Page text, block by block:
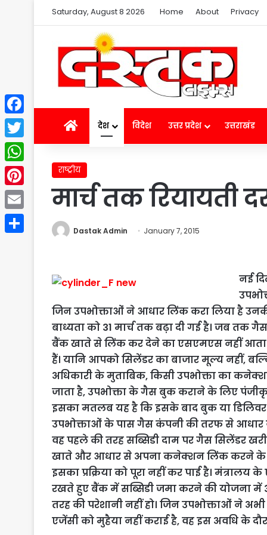
Saturday, August 8 2026 Home About Privacy
Homeदेश विदेश उत्तर प्रदेश उत्तराखंड
राष्ट्रीय
मार्च तक रियायती
Dastak Admin January 7, 2015
नई
जिन उपभोक्ताओं ने आधार लिंक करा लिया है
बाध्यता को 31 मार्च तक बढ़ा दी गई है। जब
बैंक खाते से लिंक कर देने का एसएमएस नहीं
हैं। यानि आपको सिलेंडर का बाजार मूल्य नहीं,
अधिकारी के मुताबिक, किसी उपभोक्ता का
जाता है, उपभोक्ता के गैस बुक कराने के लिए
इसका मतलब यह है कि इसके बाद बुक या
उपभोक्ताओं के पास गैस कंपनी की तरफ से आधार
वह पहले की तरह सब्सिडी दाम पर गैस सिलेंडर
खाते और आधार से अपना कनेक्शन लिंक करने के
इसका प्रक्रिया को पूरा नहीं कर पाई है।
रखते हुए बैंक में सब्सिडी जमा करने की योजना में
तरह की परेशानी नहीं हो। जिन उपभोक्ताओं ने
एजेंसी को मुहैया नहीं कराई है, वह इस अवधि के
Facebook
Twitter
WhatsApp
Pinterest
Email